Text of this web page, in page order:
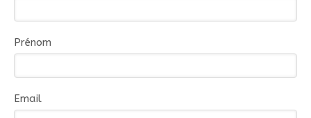
Prénom
Email